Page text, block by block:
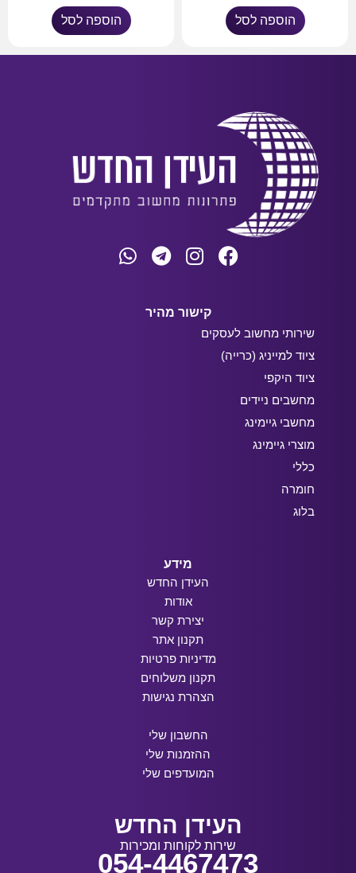
הוספה לסל הוספה לסל
קישור מהיר
שירותי מחשוב לעסקים
ציוד למייניג (כרייה)
ציוד היקפי
מחשבים ניידים
מחשבי גיימינג
מוצרי גיימינג
כללי
חומרה
בלוג
מידע
העידן החדש
אודות
יצירת קשר
תקנון אתר
מדיניות פרטיות
תקנון משלוחים
הצהרת נגישות
החשבון שלי
ההזמנות שלי
המועדפים שלי
העידן החדש
שירות לקוחות ומכירות
054-4467473